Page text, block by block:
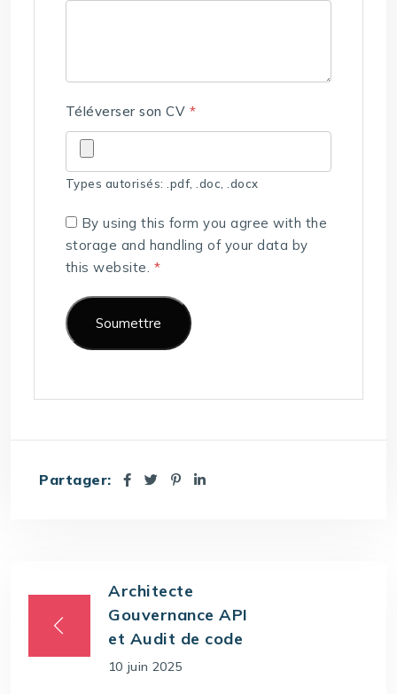
Téléverser son CV *
Types autorisés: .pdf, .doc, .docx
By using this form you agree with the
storage and handling of your data by
this website. *
Partager:
Architecte
Gouvernance API
et Audit de code
10 juin 2025